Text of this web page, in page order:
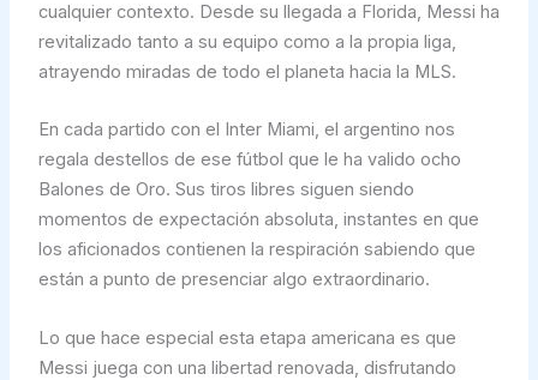
cualquier contexto. Desde su llegada a Florida, Messi ha
revitalizado tanto a su equipo como a la propia liga,
atrayendo miradas de todo el planeta hacia la MLS.
En cada partido con el Inter Miami, el argentino nos
regala destellos de ese fútbol que le ha valido ocho
Balones de Oro. Sus tiros libres siguen siendo
momentos de expectación absoluta, instantes en que
los aficionados contienen la respiración sabiendo que
están a punto de presenciar algo extraordinario.
Lo que hace especial esta etapa americana es que
Messi juega con una libertad renovada, disfrutando